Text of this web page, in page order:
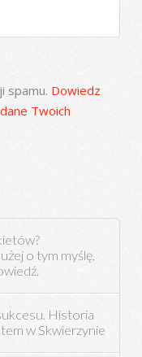
spamu. Dowiedz
Twoich
o tym myślę,
Historia
w Skwierzynie